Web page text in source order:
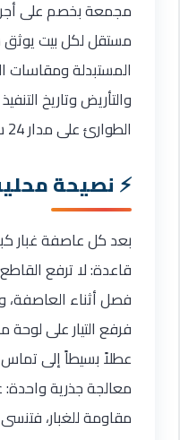
مجمعة بخصم على
مستقل لكل بيت
المستبدلة ومقاسات
والتأريض وتاريخ
الطوارئ على مدار 24 ساعة اتصل على 97446767.
نصيحة
بعد كل عاصفة غبار
قاعدة: لا ترفع
فصل أثناء العاصفة،
فرفع التيار على
عطلاً بسيطاً إلى
معالجة جذرية
مقاومة للغبار،